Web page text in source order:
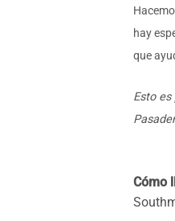
hay
que
Esto
Cómo